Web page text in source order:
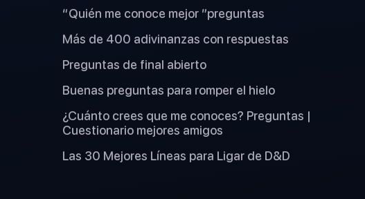
“Quién me conoce mejor ”preguntas
Más de 400 adivinanzas con respuestas
Preguntas de final abierto
Buenas preguntas para romper el hielo
¿Cuánto crees que me conoces? Preguntas |
Cuestionario mejores amigos
Las 30 Mejores Líneas para Ligar de D&D